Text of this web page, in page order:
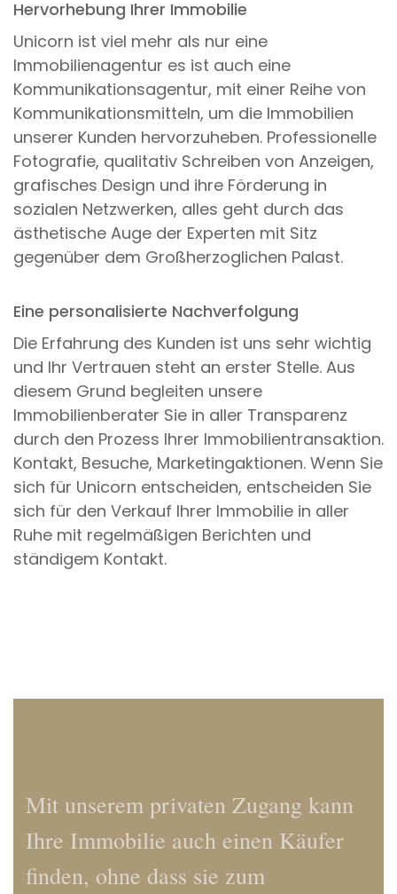
Hervorhebung Ihrer Immobilie
Unicorn ist viel mehr als nur eine
Immobilienagentur es ist auch eine
Kommunikationsagentur, mit einer Reihe von
Kommunikationsmitteln, um die Immobilien
unserer Kunden hervorzuheben. Professionelle
Fotografie, qualitativ Schreiben von Anzeigen,
grafisches Design und ihre Förderung in
sozialen Netzwerken, alles geht durch das
ästhetische Auge der Experten mit Sitz
gegenüber dem Großherzoglichen Palast.
Eine personalisierte Nachverfolgung
Die Erfahrung des Kunden ist uns sehr wichtig
und Ihr Vertrauen steht an erster Stelle. Aus
diesem Grund begleiten unsere
Immobilienberater Sie in aller Transparenz
durch den Prozess Ihrer Immobilientransaktion.
Kontakt, Besuche, Marketingaktionen. Wenn Sie
sich für Unicorn entscheiden, entscheiden Sie
sich für den Verkauf Ihrer Immobilie in aller
Ruhe mit regelmäßigen Berichten und
ständigem Kontakt.
Mit unserem privaten Zugang kann
Ihre Immobilie auch einen Käufer
finden, ohne dass sie zum